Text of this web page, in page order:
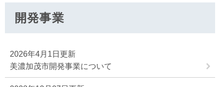
開発事業
2026年4月1日更新
美濃加茂市開発事業について